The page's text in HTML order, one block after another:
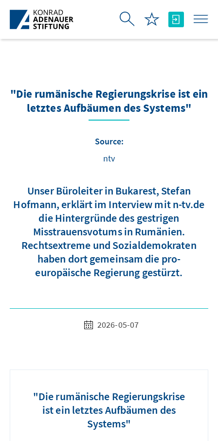
Skip to Main Content
"Die rumänische Regierungskrise ist ein
letztes Aufbäumen des Systems"
Source:
ntv
Unser Büroleiter in Bukarest, Stefan
Hofmann, erklärt im Interview mit n-tv.de
die Hintergründe des gestrigen
Misstrauensvotums in Rumänien.
Rechtsextreme und Sozialdemokraten
haben dort gemeinsam die pro-
europäische Regierung gestürzt.
2026-05-07
"Die rumänische Regierungskrise
ist ein letztes Aufbäumen des
Systems"